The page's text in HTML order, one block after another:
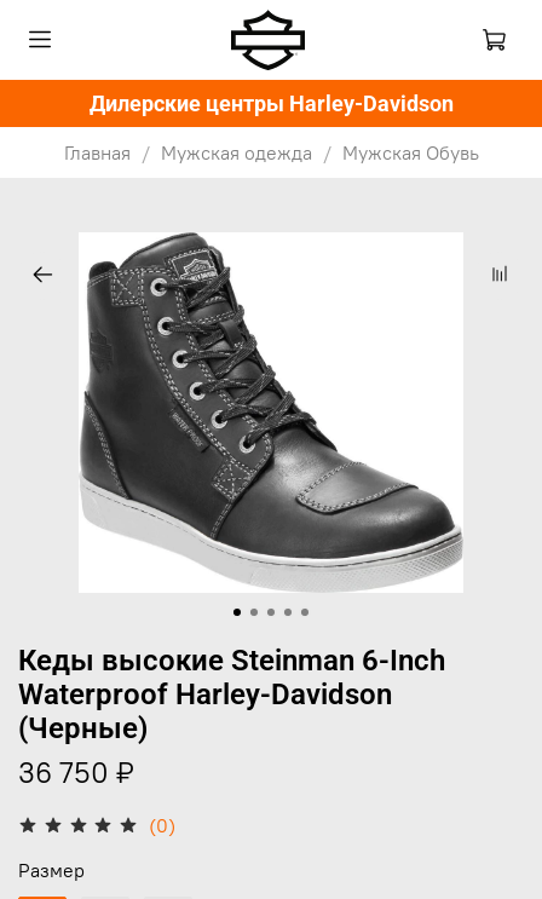
Дилерские центры Harley-Davidson
Главная Мужская одежда Мужская Обувь
(0)
Кеды высокие Steinman 6-Inch
Waterproof Harley-Davidson
(Черные)
36 750 ₽
Размер